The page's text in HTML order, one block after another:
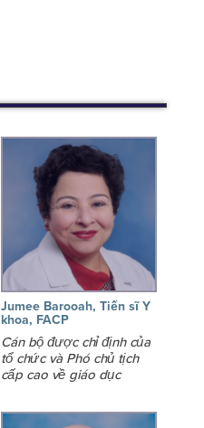
Jumee Barooah, Tiến sĩ Y
khoa, FACP
Cán bộ được chỉ định của
tổ chức và Phó chủ tịch
cấp cao về giáo dục